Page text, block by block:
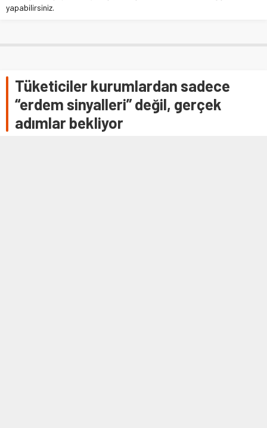
yapabilirsiniz.
Tüketiciler kurumlardan sadece
“erdem sinyalleri” değil, gerçek
adımlar bekliyor